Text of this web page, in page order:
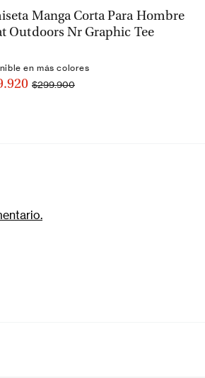
VISTA RÁPIDA
Manga Corta Para Hombre
Outdoors Nr Graphic Tee
en más colores
$299.900